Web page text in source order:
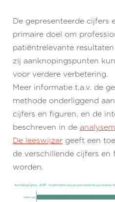
De gepresenteerde cijfers
primaire doel om
patiëntrelevante
zij aanknopingspunten
voor verdere verbetering.
Meer informatie t.a.v. de
methode onderliggend
cijfers en figuren, en de
beschreven in de
De leeswijzer geeft een
de verschillende cijfers en
worden.